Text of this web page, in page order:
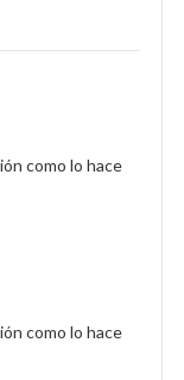
como lo hace
como lo hace